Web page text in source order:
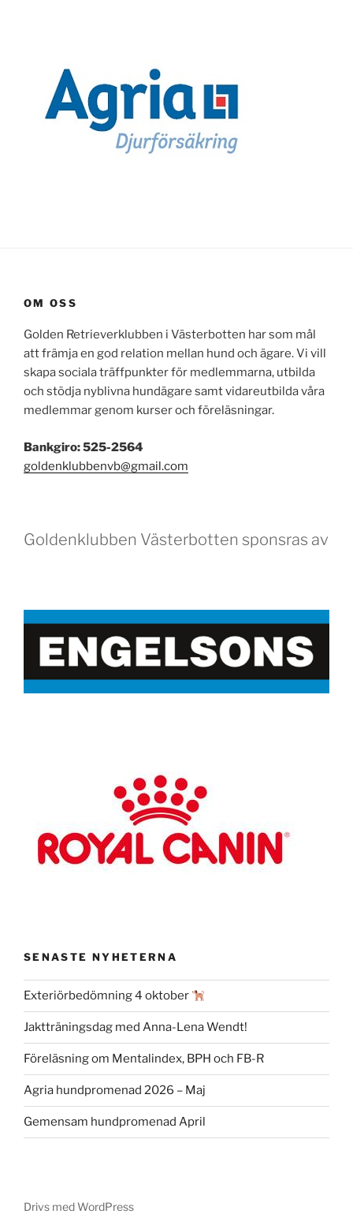
OM OSS
Golden Retrieverklubben i Västerbotten har som mål
att främja en god relation mellan hund och ägare. Vi vill
skapa sociala träffpunkter för medlemmarna, utbilda
och stödja nyblivna hundägare samt vidareutbilda våra
medlemmar genom kurser och föreläsningar.
Bankgiro: 525-2564
goldenklubbenvb@gmail.com
Goldenklubben Västerbotten sponsras av
SENASTE NYHETERNA
Exteriörbedömning 4 oktober
Jaktträningsdag med Anna-Lena Wendt!
Föreläsning om Mentalindex, BPH och FB-R
Agria hundpromenad 2026 – Maj
Gemensam hundpromenad April
Drivs med WordPress